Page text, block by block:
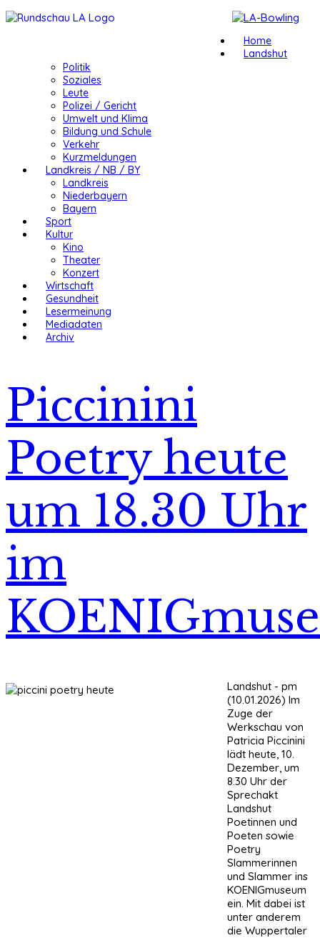
Home
Landshut
Politik
Soziales
Leute
Polizei / Gericht
Umwelt und Klima
Bildung und Schule
Verkehr
Kurzmeldungen
Landkreis / NB / BY
Landkreis
Niederbayern
Bayern
Sport
Kultur
Kino
Theater
Konzert
Wirtschaft
Gesundheit
Lesermeinung
Mediadaten
Archiv
Piccinini
Poetry heute
um 18.30 Uhr
im
Landshut - pm
(10.01.2026) Im
Zuge der
Werkschau von
Patricia Piccinini
lädt heute, 10.
Dezember, um
8.30 Uhr der
Sprechakt
Landshut
Poetinnen und
Poeten sowie
Poetry
Slammerinnen
und Slammer ins
KOENIGmuseum
ein. Mit dabei ist
unter anderem
die Wuppertaler